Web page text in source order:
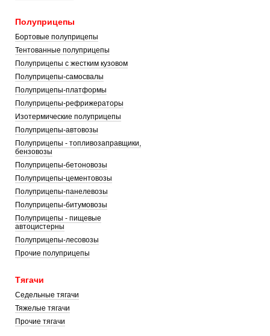
Полуприцепы
Бортовые полуприцепы
Тентованные полуприцепы
Полуприцепы с жестким кузовом
Полуприцепы-самосвалы
Полуприцепы-платформы
Полуприцепы-рефрижераторы
Изотермические полуприцепы
Полуприцепы-автовозы
Полуприцепы - топливозаправщики,
бензовозы
Полуприцепы-бетоновозы
Полуприцепы-цементовозы
Полуприцепы-панелевозы
Полуприцепы-битумовозы
Полуприцепы - пищевые
автоцистерны
Полуприцепы-лесовозы
Прочие полуприцепы
Тягачи
Седельные тягачи
Тяжелые тягачи
Прочие тягачи